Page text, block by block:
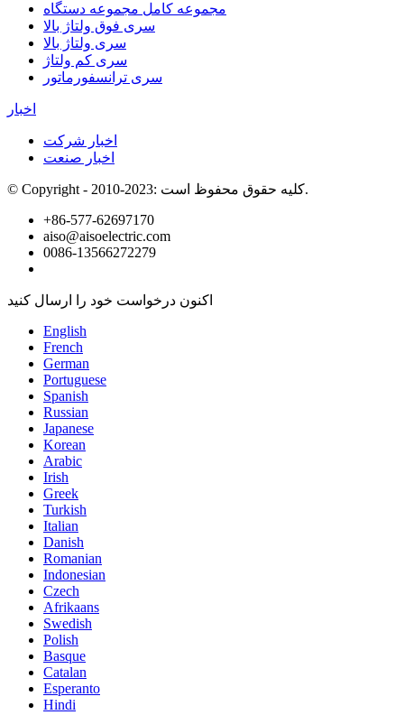
مجموعه کامل مجموعه دستگاه
سری فوق ولتاژ بالا
سری ولتاژ بالا
سری کم ولتاژ
سری ترانسفورماتور
اخبار
اخبار شرکت
اخبار صنعت
© Copyright - 2010-2023: کلیه حقوق محفوظ است.
+86-577-62697170
aiso@aisoelectric.com
0086-13566272279
اکنون درخواست خود را ارسال کنید
English
French
German
Portuguese
Spanish
Russian
Japanese
Korean
Arabic
Irish
Greek
Turkish
Italian
Danish
Romanian
Indonesian
Czech
Afrikaans
Swedish
Polish
Basque
Catalan
Esperanto
Hindi